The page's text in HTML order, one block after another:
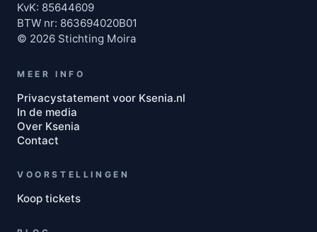
KvK: 85644609
BTW nr: 863694020B01
© 2026 Stichting Moira
MEER INFO
Privacystatement voor Ksenia.nl
In de media
Over Ksenia
Contact
VOORSTELLINGEN
Koop tickets